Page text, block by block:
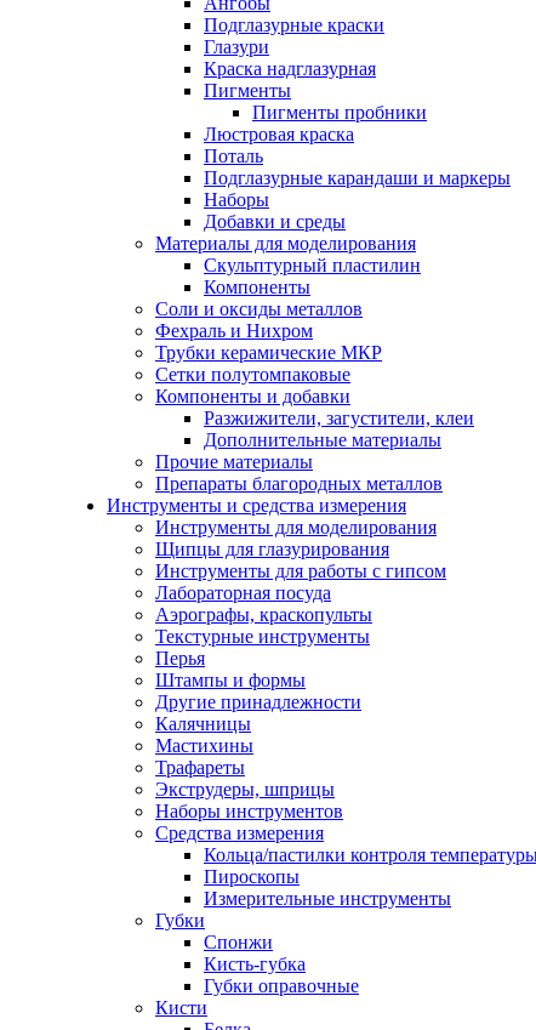
Подглазурные краски
Глазури
Краска надглазурная
Пигменты
Пигменты пробники
Люстровая краска
Поталь
Подглазурные карандаши и маркеры
Наборы
Добавки и среды
Материалы для моделирования
Скульптурный пластилин
Компоненты
Соли и оксиды металлов
Фехраль и Нихром
Трубки керамические МКР
Сетки полутомпаковые
Компоненты и добавки
Разжижители, загустители, клеи
Дополнительные материалы
Прочие материалы
Препараты благородных металлов
Инструменты и средства измерения
Инструменты для моделирования
Щипцы для глазурирования
Инструменты для работы с гипсом
Лабораторная посуда
Аэрографы, краскопульты
Текстурные инструменты
Перья
Штампы и формы
Другие принадлежности
Калячницы
Мастихины
Трафареты
Экструдеры, шприцы
Наборы инструментов
Средства измерения
Кольца/пастилки контроля
Пироскопы
Измерительные инструменты
Губки
Спонжи
Кисть-губка
Губки оправочные
Кисти